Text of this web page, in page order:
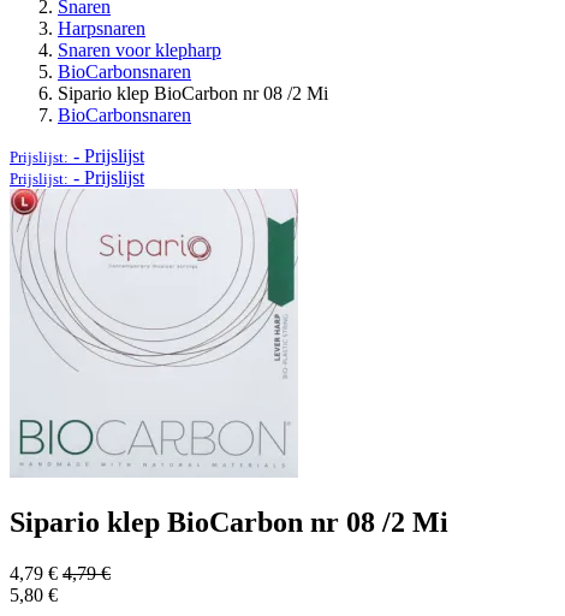
Snaren
Harpsnaren
Snaren voor klepharp
BioCarbonsnaren
Sipario klep BioCarbon nr 08 /2 Mi
BioCarbonsnaren
Prijslijst: - Prijslijst
Prijslijst: - Prijslijst
Sipario klep BioCarbon nr 08 /2 Mi
4,79 € 4,79€
5,80 €